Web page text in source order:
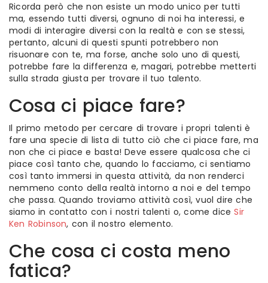
Ricorda però che non esiste un modo unico per tutti
ma, essendo tutti diversi, ognuno di noi ha interessi, e
modi di interagire diversi con la realtà e con se stessi,
pertanto, alcuni di questi spunti potrebbero non
risuonare con te, ma forse, anche solo uno di questi,
potrebbe fare la differenza e, magari, potrebbe metterti
sulla strada giusta per trovare il tuo talento.
Cosa ci piace fare?
Il primo metodo per cercare di trovare i propri talenti è
fare una specie di lista di tutto ciò che ci piace fare, ma
non che ci piace e basta! Deve essere qualcosa che ci
piace così tanto che, quando lo facciamo, ci sentiamo
così tanto immersi in questa attività, da non renderci
nemmeno conto della realtà intorno a noi e del tempo
che passa. Quando troviamo attività così, vuol dire che
siamo in contatto con i nostri talenti o, come diceSir
Ken Robinson, con il nostro elemento.
Che cosa ci costa meno
fatica?